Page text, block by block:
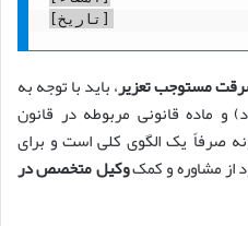
مستوجب تعزیر، باید با توجه به
ماده قانونی مربوطه در قانون
صرفاً یک الگوی کلی است و برای
از مشاوره و کمکوکیل متخصص در